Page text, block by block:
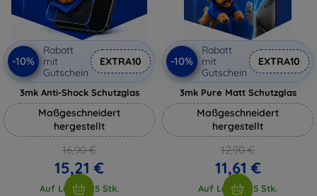
-10%
Rabatt
mit
Gutschein
EXTRA10
3mk Anti-Shock Schutzglas
Maßgeschneidert
hergestellt
16,90 €
15,21 €
Auf Lager > 5 Stk.
-10%
Rabatt
mit
Gutschein
EXTRA10
3mk Pure Matt Schutzglas
Maßgeschneidert
hergestellt
12,90 €
11,61 €
Auf Lager > 5 Stk.